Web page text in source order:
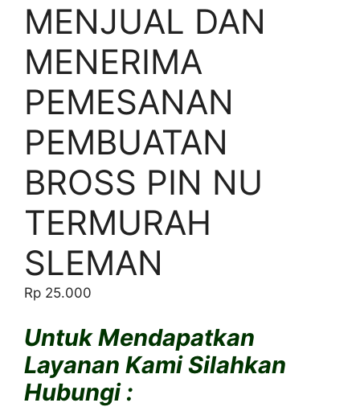
MENJUAL DAN
MENERIMA
PEMESANAN
PEMBUATAN
BROSS PIN NU
TERMURAH
SLEMAN
Rp 25.000
Untuk Mendapatkan
Layanan Kami Silahkan
Hubungi :